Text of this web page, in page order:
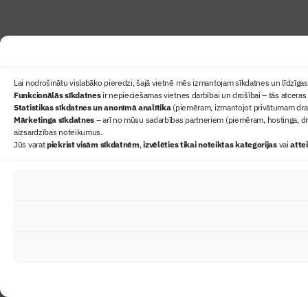
Lai nodrošinātu vislabāko pieredzi, šajā vietnē mēs izmantojam sīkdatnes un
Funkcionālās sīkdatnesir nepieciešamas vietnes darbībai un drošībai – tās
Statistikas sīkdatnes un anonīmā analītika(piemēram, izmantojot privātumam
Mārketinga sīkdatnes – arī no mūsu sadarbības partneriem (piemēram, hostinga,
aizsardzības noteikumus.
Jūs varatpiekrist visām sīkdatnēm,izvēlēties tikai noteiktas kategorijasvai